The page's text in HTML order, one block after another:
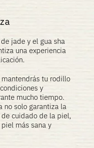
jade y el gua sha
una experiencia
tu rodillo
y
mucho tiempo.
no solo garantiza la
cuidado de la piel,
más sana y